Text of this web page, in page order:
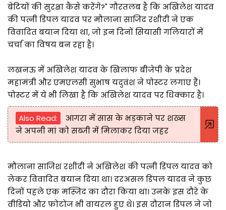
बेटियों की सुरक्षा कैसे करेंगे?" गौरतलब है कि अखिलेश यादव
की पत्नी डिंपल यादव पर मौलाना साजिद रशीदी ने एक
विवादित बयान दिया था, जो इन दिनों सियासी गलियारों में
चर्चा का विषय बन रहा है।
लखनऊ में अखिलेश यादव के खिलाफ बीजेपी के प्रदेश
महामंत्री और एमएलसी सुभाष यदुवंश ने पोस्टर लगाए हैं।
पोस्टर में ये भी लिखा है कि अखिलेश यादव पर धिक्कार है।
Also Read:
आगरा में सास के भड़काने पर शख्स
ने अपनी मां को सब्जी में मिलाकर दिया जहर
मौलाना साजिश रशीदी ने अखिलेश की पत्नी डिंपल यादव को
लेकर विवादित बयान दिया था। दरअसल डिंपल यादव ने कुछ
दिनों पहले एक मस्जिद का दौरा किया था। उनके इस दौरे के
वीडियो और फोटोज भी वायरल हुए थे। इस दौरान डिंपल ने जो